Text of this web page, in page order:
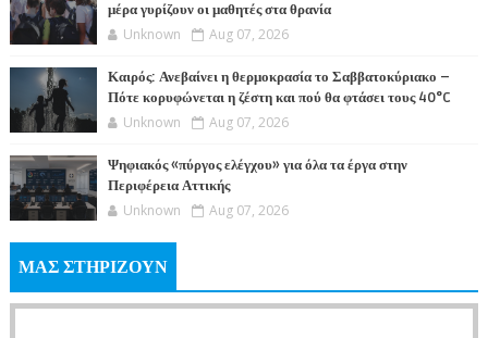
μέρα γυρίζουν οι μαθητές στα θρανία
Unknown Aug 07, 2026
Καιρός: Ανεβαίνει η θερμοκρασία το Σαββατοκύριακο –
Πότε κορυφώνεται η ζέστη και πού θα φτάσει τους 40°C
Unknown Aug 07, 2026
Ψηφιακός «πύργος ελέγχου» για όλα τα έργα στην
Περιφέρεια Αττικής
Unknown Aug 07, 2026
ΜΑΣ ΣΤΗΡΙΖΟΥΝ